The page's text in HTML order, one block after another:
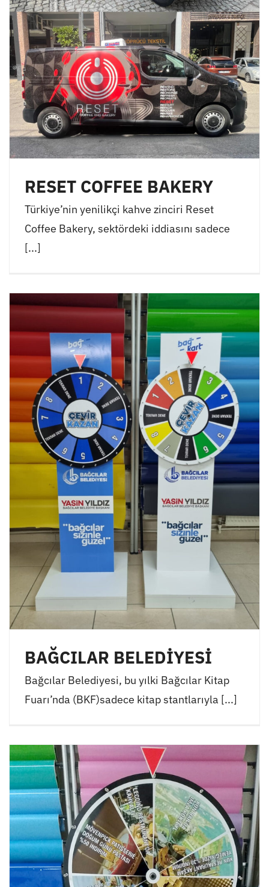
RESET COFFEE BAKERY
Türkiye’nin yenilikçi kahve zinciri Reset
Coffee Bakery, sektördeki iddiasını sadece
[...]
BAĞCILAR BELEDİYESİ
Bağcılar Belediyesi, bu yılki Bağcılar Kitap
Fuarı’nda (BKF)sadece kitap stantlarıyla [...]